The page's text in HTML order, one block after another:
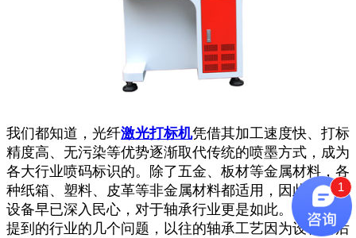
我们都知道，光纤激光打标机凭借其加工速度快、打标
精度高、无污染等优势逐渐取代传统的喷墨方式，成为
各大行业喷码标识的。除了五金、板材等金属材料，各
种纸箱、塑料、皮革等非金属材料都适用，因此，激光
设备早已深入民心，对于轴承行业更是如此。在上面所
提到的行业的几个问题，以往的轴承工艺因为设备落后
1